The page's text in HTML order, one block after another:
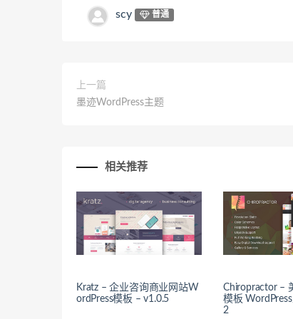
scy 普通
上一篇
墨迹WordPress主题
相关推荐
Kratz – 企业咨询商业网站W
ordPress模板 – v1.0.5
Chiropractor –
模板
2